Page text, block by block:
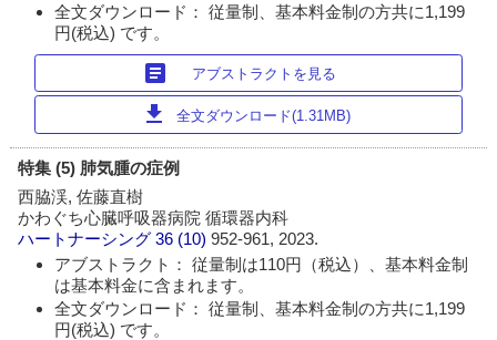
全文ダウンロード： 従量制、基本料金制の方共に1,199
円(税込) です。
article アブストラクトを見る
download 全文ダウンロード(1.31MB)
特集 (5) 肺気腫の症例
西脇渓, 佐藤直樹
かわぐち心臓呼吸器病院 循環器内科
ハートナーシング 36 (10)952-961, 2023.
アブストラクト： 従量制は110円（税込）、基本料金制
は基本料金に含まれます。
全文ダウンロード： 従量制、基本料金制の方共に1,199
円(税込) です。